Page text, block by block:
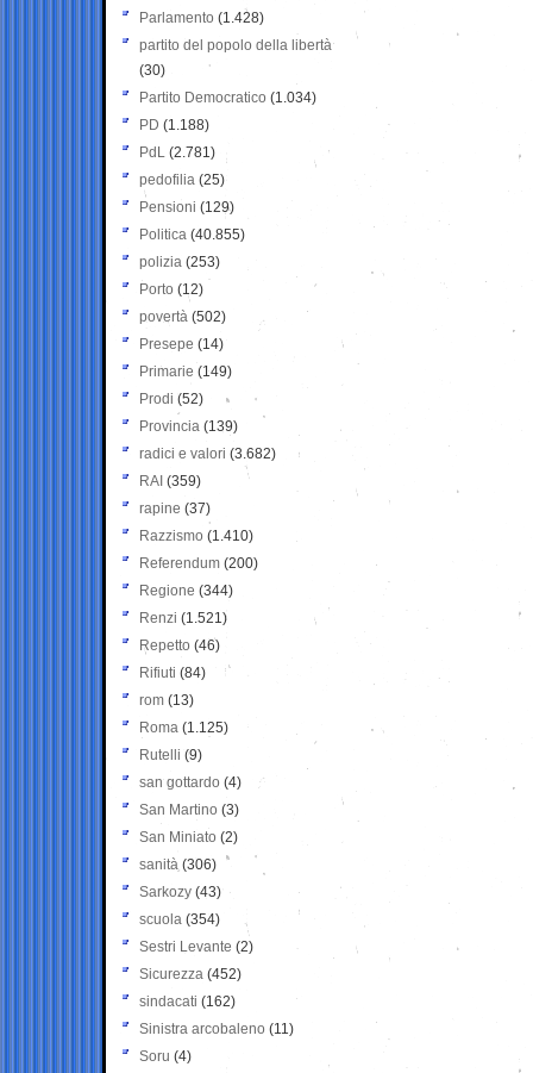
Parlamento (1.428)
partito del popolo della libertà
(30)
Partito Democratico (1.034)
PD (1.188)
PdL (2.781)
pedofilia (25)
Pensioni (129)
Politica (40.855)
polizia (253)
Porto (12)
povertà (502)
Presepe (14)
Primarie (149)
Prodi (52)
Provincia (139)
radici e valori (3.682)
RAI (359)
rapine (37)
Razzismo (1.410)
Referendum (200)
Regione (344)
Renzi (1.521)
Repetto (46)
Rifiuti (84)
rom (13)
Roma (1.125)
Rutelli (9)
san gottardo (4)
San Martino (3)
San Miniato (2)
sanità (306)
Sarkozy (43)
scuola (354)
Sestri Levante (2)
Sicurezza (452)
sindacati (162)
Sinistra arcobaleno (11)
Soru (4)